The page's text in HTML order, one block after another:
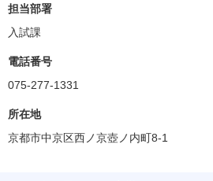
担当部署
入試課
電話番号
075-277-1331
所在地
京都市中京区西ノ京壺ノ内町8-1